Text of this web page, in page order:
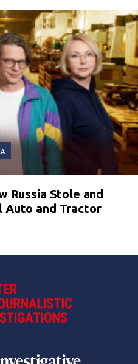
Russia Stole and
and Tractor